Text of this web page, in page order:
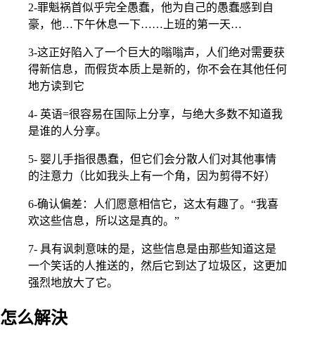
2-罪魁祸首似乎完全愚蠢，他为自己的愚蠢感到自
豪，他…下午休息一下……上班的第一天…
3-这正好陷入了一个巨大的嗡嗡声，人们绝对需要获
得新信息，而假货本质上是新的，你不会在其他任何
地方读到它
4- 英语=很容易在国际上分享，与绝大多数不知道我
是谁的人分享。
5- 婴儿手指很愚蠢，但它们会分散人们对其他事情
的注意力（比如我头上有一个角，因为剪得不好）
6-确认偏差：人们愿意相信它，这太有趣了。“我喜
欢这些信息，所以这是真的。”
7- 具有讽刺意味的是，这些信息是由那些知道这是
一个笑话的人推送的，然后它到达了垃圾区，这更加
强烈地放大了它。
怎么解決